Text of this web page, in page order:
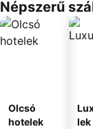
Népszerű
Olcsó
hotelek
lek